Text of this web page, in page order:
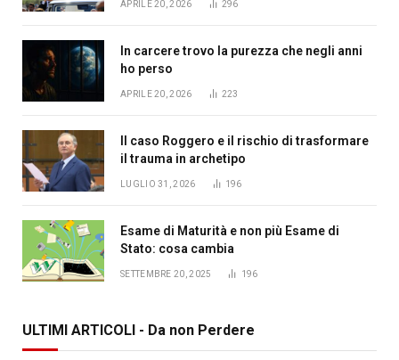
APRILE 20, 2026 296
In carcere trovo la purezza che negli anni
ho perso
APRILE 20, 2026 223
Il caso Roggero e il rischio di trasformare
il trauma in archetipo
LUGLIO 31, 2026 196
Esame di Maturità e non più Esame di
Stato: cosa cambia
SETTEMBRE 20, 2025 196
ULTIMI ARTICOLI - Da non Perdere